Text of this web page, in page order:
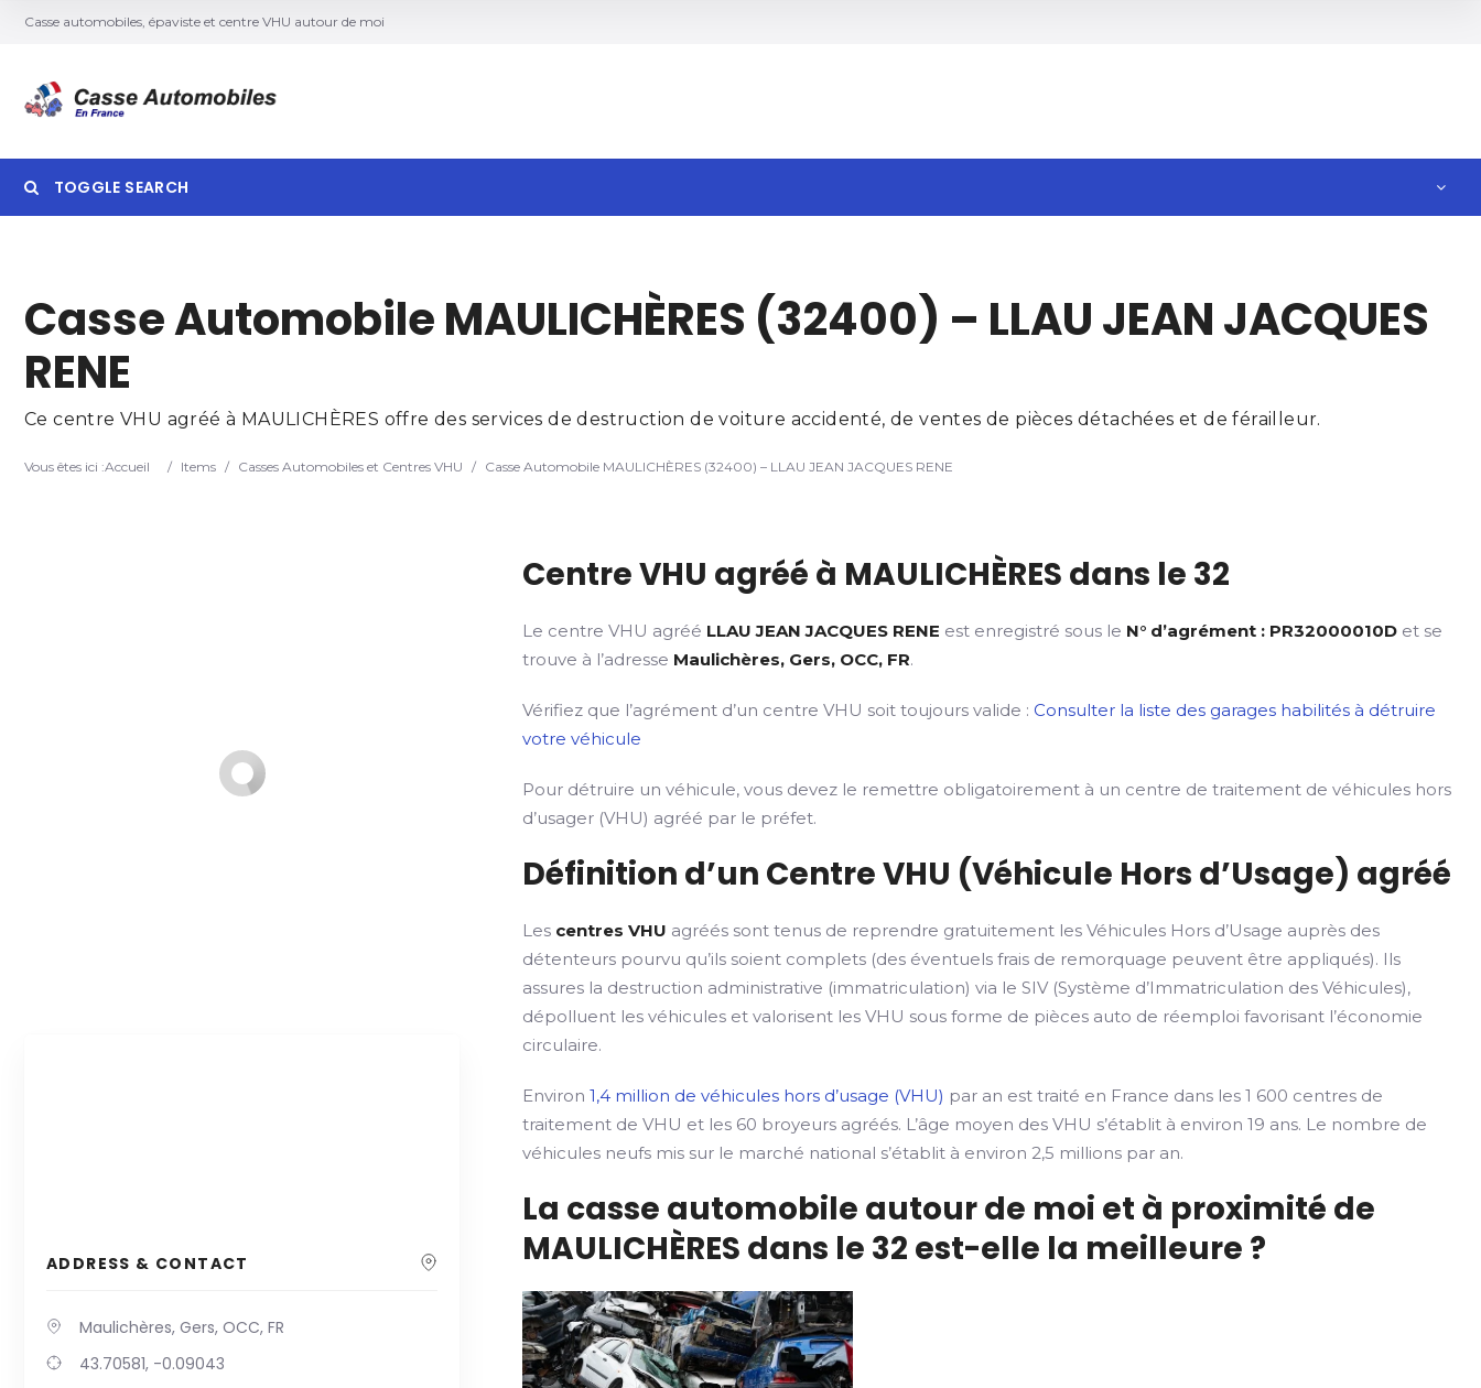
Casse automobiles, épaviste et centre VHU autour de moi
TOGGLE SEARCH
Search
Casse Automobile MAULICHÈRES (32400) – LLAU JEAN JACQUES
RENE
Ce centre VHU agréé à MAULICHÈRES offre des services de destruction de voiture accidenté, de ventes de pièces détachées et de férailleur.
Vous êtes ici :Accueil / Items / Casses Automobiles et Centres VHU / Casse Automobile MAULICHÈRES (32400) – LLAU JEAN JACQUES RENE
ADDRESS & CONTACT
Maulichères, Gers, OCC, FR
43.70581, -0.09043
Centre VHU agréé à MAULICHÈRES dans le 32
Le centre VHU agréé LLAU JEAN JACQUES RENE est enregistré sous le N° d’agrément : PR32000010D et se
trouve à l’adresse Maulichères, Gers, OCC, FR.
Vérifiez que l’agrément d’un centre VHU soit toujours valide : Consulter la liste des garages habilités à détruire
votre véhicule
Pour détruire un véhicule, vous devez le remettre obligatoirement à un centre de traitement de véhicules hors
d’usager (VHU) agréé par le préfet.
Définition d’un Centre VHU (Véhicule Hors d’Usage) agréé
Les centres VHU agréés sont tenus de reprendre gratuitement les Véhicules Hors d’Usage auprès des
détenteurs pourvu qu’ils soient complets (des éventuels frais de remorquage peuvent être appliqués). Ils
assures la destruction administrative (immatriculation) via le SIV (Système d’Immatriculation des Véhicules),
dépolluent les véhicules et valorisent les VHU sous forme de pièces auto de réemploi favorisant l’économie
circulaire.
Environ1,4 million de véhicules hors d’usage (VHU) par an est traité en France dans les 1 600 centres de
traitement de VHU et les 60 broyeurs agréés. L’âge moyen des VHU s’établit à environ 19 ans. Le nombre de
véhicules neufs mis sur le marché national s’établit à environ 2,5 millions par an.
La casse automobile autour de moi et à proximité de
MAULICHÈRES dans le 32 est-elle la meilleure ?